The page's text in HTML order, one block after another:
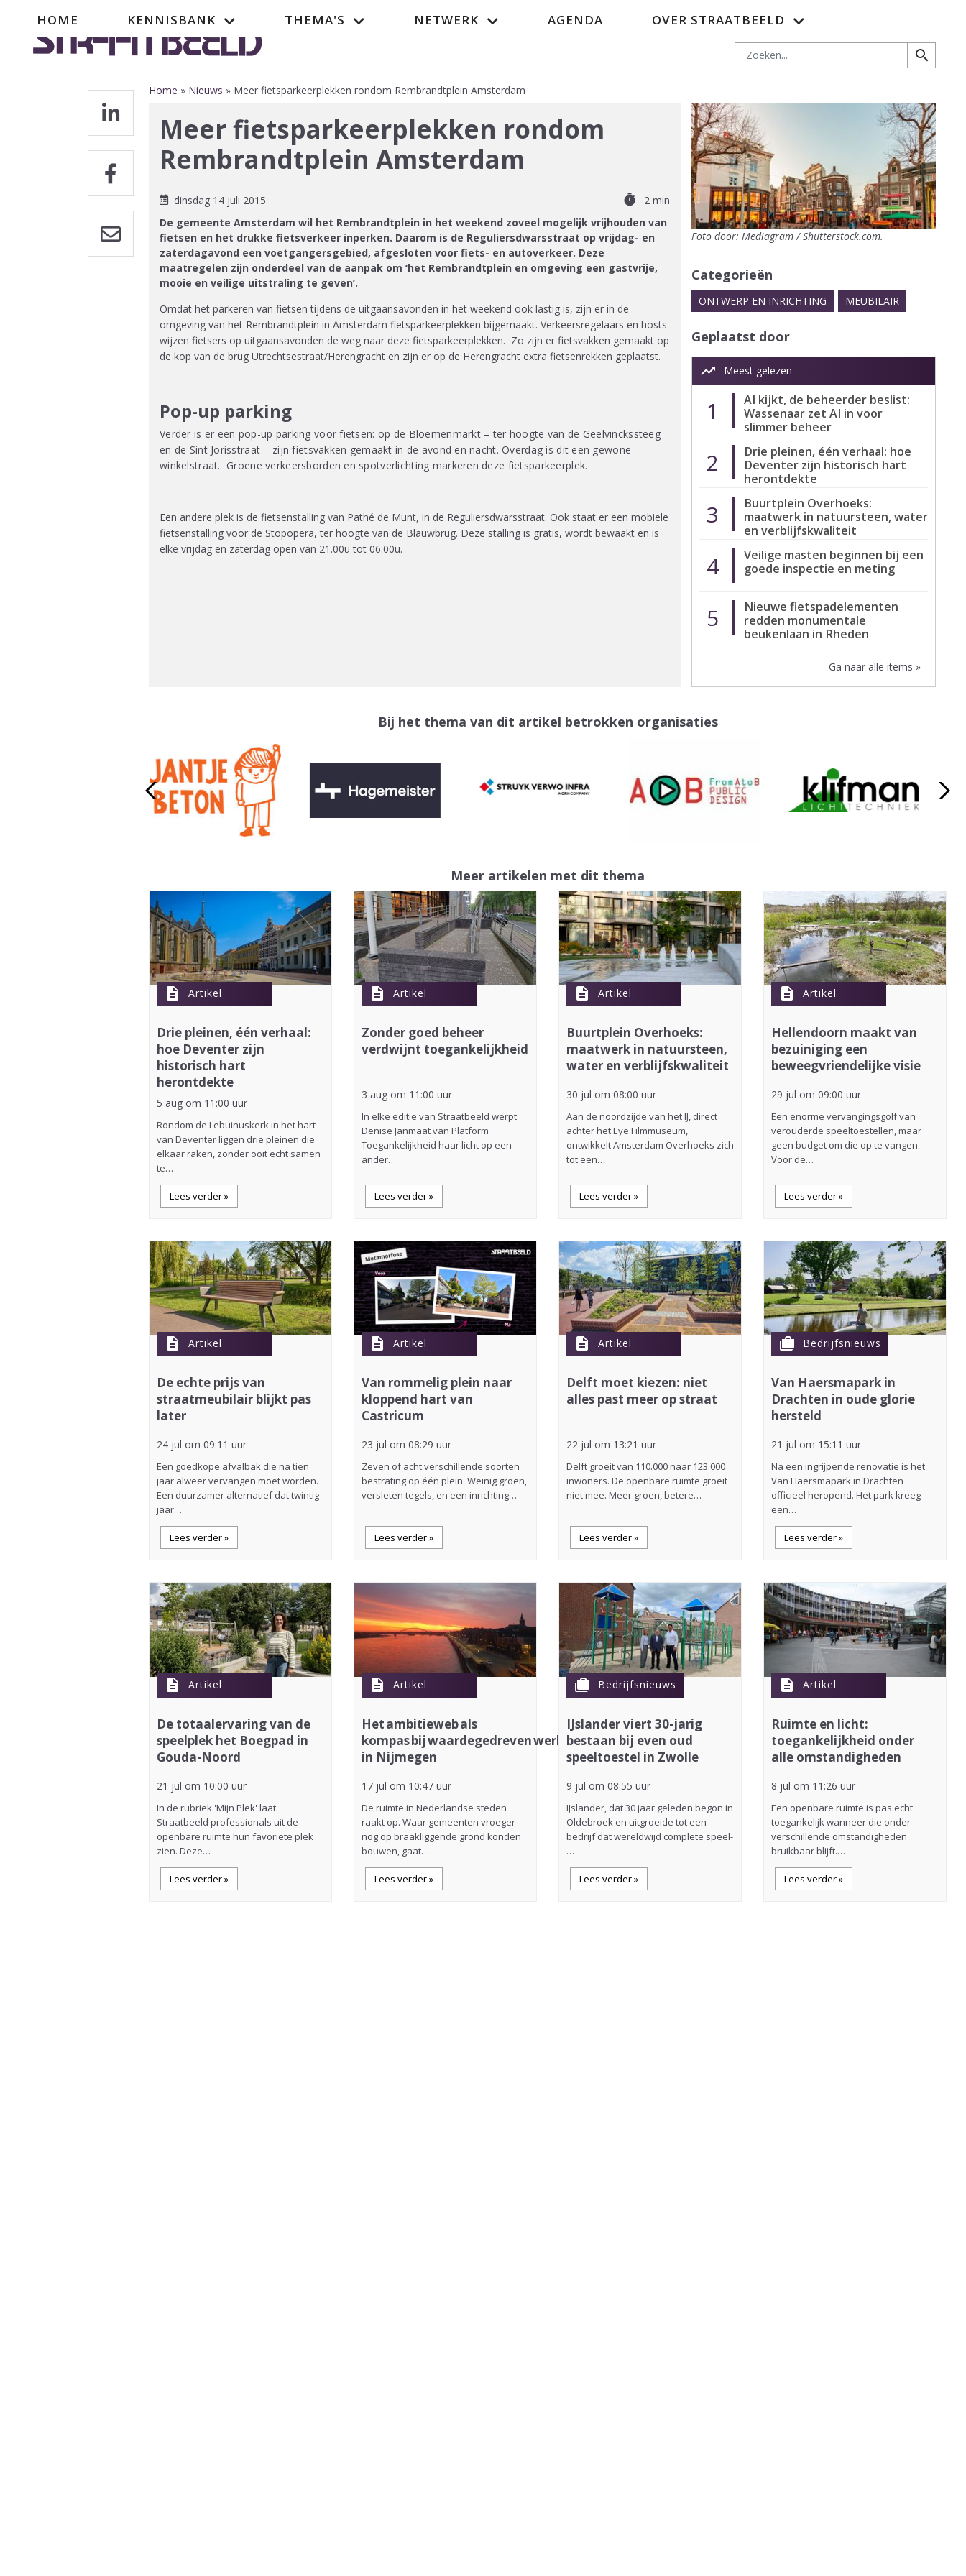
Zoeken
search
Hoofdnavigatie
HOME KENNISBANK THEMA'S NETWERK AGENDA OVER STRAATBEELD
Kruimelpad
Home Nieuws Meer fietsparkeerplekken rondom Rembrandtplein Amsterdam
Meer fietsparkeerplekken rondom
Rembrandtplein Amsterdam
dinsdag 14 juli 2015 timer
2 min
De gemeente Amsterdam wil het Rembrandtplein in het weekend zoveel mogelijk vrijhouden van
fietsen en het drukke fietsverkeer inperken. Daarom is de Reguliersdwarsstraat op vrijdag- en
zaterdagavond een voetgangersgebied, afgesloten voor fiets- en autoverkeer. Deze
maatregelen zijn onderdeel van de aanpak om ‘het Rembrandtplein en omgeving een gastvrije,
mooie en veilige uitstraling te geven’.
Omdat het parkeren van fietsen tijdens de uitgaansavonden in het weekend ook lastig is, zijn er in de
omgeving van het Rembrandtplein in Amsterdam fietsparkeerplekken bijgemaakt. Verkeersregelaars en hosts
wijzen fietsers op uitgaansavonden de weg naar deze fietsparkeerplekken. Zo zijn er fietsvakken gemaakt op
de kop van de brug Utrechtsestraat/Herengracht en zijn er op de Herengracht extra fietsenrekken geplaatst.
Pop-up parking
Verder is er een pop-up parking voor fietsen: op de Bloemenmarkt – ter hoogte van de Geelvinckssteeg
en de Sint Jorisstraat – zijn fietsvakken gemaakt in de avond en nacht. Overdag is dit een gewone
winkelstraat. Groene verkeersborden en spotverlichting markeren deze fietsparkeerplek.
Een andere plek is de fietsenstalling van Pathé de Munt, in de Reguliersdwarsstraat. Ook staat er een mobiele
fietsenstalling voor de Stopopera, ter hoogte van de Blauwbrug. Deze stalling is gratis, wordt bewaakt en is
elke vrijdag en zaterdag open van 21.00u tot 06.00u.
Foto door: Mediagram / Shutterstock.com.
Categorieën
ONTWERP EN INRICHTING MEUBILAIR
Geplaatst door
trending_up
Meest gelezen
1
AI kijkt, de beheerder beslist:
Wassenaar zet AI in voor
slimmer beheer
2
Drie pleinen, één verhaal: hoe
Deventer zijn historisch hart
herontdekte
3
Buurtplein Overhoeks:
maatwerk in natuursteen, water
en verblijfskwaliteit
4
Veilige masten beginnen bij een
goede inspectie en meting
5
Nieuwe fietspadelementen
redden monumentale
beukenlaan in Rheden
Ga naar alle items »
Bij het thema van dit artikel betrokken organisaties
Meer artikelen met dit thema
description Artikel
Drie pleinen, één verhaal:
hoe Deventer zijn
historisch hart
herontdekte
5 aug om 11:00 uur
Rondom de Lebuinuskerk in het hart
van Deventer liggen drie pleinen die
elkaar raken, zonder ooit echt samen
te…
Lees verder »
description Artikel
Zonder goed beheer
verdwijnt toegankelijkheid
3 aug om 11:00 uur
In elke editie van Straatbeeld werpt
Denise Janmaat van Platform
Toegankelijkheid haar licht op een
ander…
Lees verder »
description Artikel
Buurtplein Overhoeks:
maatwerk in natuursteen,
water en verblijfskwaliteit
30 jul om 08:00 uur
Aan de noordzijde van het IJ, direct
achter het Eye Filmmuseum,
ontwikkelt Amsterdam Overhoeks zich
tot een…
Lees verder »
description Artikel
Hellendoorn maakt van
bezuiniging een
beweegvriendelijke visie
29 jul om 09:00 uur
Een enorme vervangingsgolf van
verouderde speeltoestellen, maar
geen budget om die op te vangen.
Voor de…
Lees verder »
description Artikel
De echte prijs van
straatmeubilair blijkt pas
later
24 jul om 09:11 uur
Een goedkope afvalbak die na tien
jaar alweer vervangen moet worden.
Een duurzamer alternatief dat twintig
jaar…
Lees verder »
description Artikel
Van rommelig plein naar
kloppend hart van
Castricum
23 jul om 08:29 uur
Zeven of acht verschillende soorten
bestrating op één plein. Weinig groen,
versleten tegels, en een inrichting…
Lees verder »
description Artikel
Delft moet kiezen: niet
alles past meer op straat
22 jul om 13:21 uur
Delft groeit van 110.000 naar 123.000
inwoners. De openbare ruimte groeit
niet mee. Meer groen, betere…
Lees verder »
cases Bedrijfsnieuws
Van Haersmapark in
Drachten in oude glorie
hersteld
21 jul om 15:11 uur
Na een ingrijpende renovatie is het
Van Haersmapark in Drachten
officieel heropend. Het park kreeg
een…
Lees verder »
description Artikel
De totaalervaring van de
speelplek het Boegpad in
Gouda-Noord
21 jul om 10:00 uur
In de rubriek 'Mijn Plek' laat
Straatbeeld professionals uit de
openbare ruimte hun favoriete plek
zien. Deze…
Lees verder »
description Artikel
Het ambitieweb als
kompas bij waardegedreven werken
in Nijmegen
17 jul om 10:47 uur
De ruimte in Nederlandse steden
raakt op. Waar gemeenten vroeger
nog op braakliggende grond konden
bouwen, gaat…
Lees verder »
cases Bedrijfsnieuws
IJslander viert 30-jarig
bestaan bij even oud
speeltoestel in Zwolle
9 jul om 08:55 uur
IJslander, dat 30 jaar geleden begon in
Oldebroek en uitgroeide tot een
bedrijf dat wereldwijd complete speel-
…
Lees verder »
description Artikel
Ruimte en licht:
toegankelijkheid onder
alle omstandigheden
8 jul om 11:26 uur
Een openbare ruimte is pas echt
toegankelijk wanneer die onder
verschillende omstandigheden
bruikbaar blijft.…
Lees verder »